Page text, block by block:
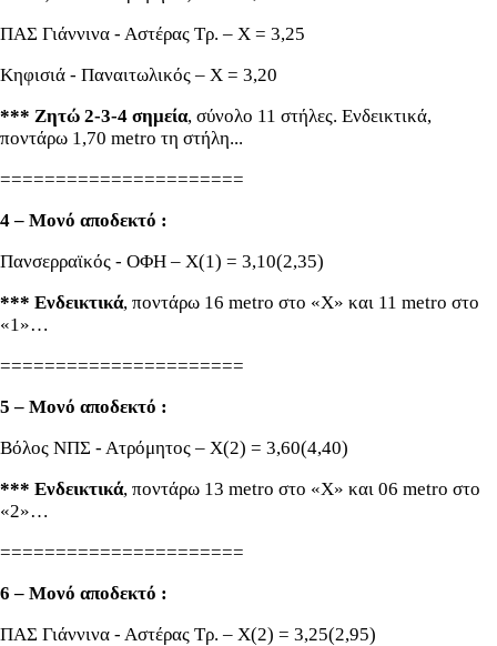
ΠΑΣ Γιάννινα - Αστέρας Τρ. – Χ = 3,25
Κηφισιά - Παναιτωλικός – Χ = 3,20
*** Ζητώ 2-3-4 σημεία, σύνολο 11 στήλες. Ενδεικτικά,
ποντάρω 1,70 metro τη στήλη...
======================
4 – Μονό αποδεκτό :
Πανσερραϊκός - ΟΦΗ – Χ(1) = 3,10(2,35)
*** Ενδεικτικά, ποντάρω 16 metro στο «Χ» και 11 metro στο
«1»…
======================
5 – Μονό αποδεκτό :
Βόλος ΝΠΣ - Ατρόμητος – Χ(2) = 3,60(4,40)
*** Ενδεικτικά, ποντάρω 13 metro στο «Χ» και 06 metro στο
«2»…
======================
6 – Μονό αποδεκτό :
ΠΑΣ Γιάννινα - Αστέρας Τρ. – Χ(2) = 3,25(2,95)